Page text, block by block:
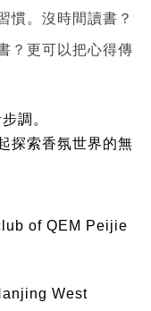
慣。沒時間讀書？
？更可以把心得傳
調。
探索香氛世界的無
of QEM Peijie
West